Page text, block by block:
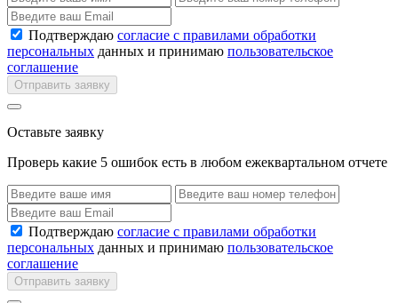
Подтверждаю согласие с правилами обработки
персональных данных и принимаю пользовательское
соглашение
Отправить заявку
Оставьте заявку
Проверь какие 5 ошибок есть в любом ежеквартальном отчете
Подтверждаю согласие с правилами обработки
персональных данных и принимаю пользовательское
соглашение
Отправить заявку